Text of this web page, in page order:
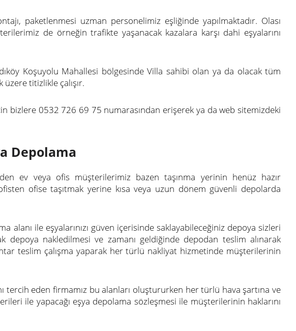
paketlenmesi uzman personelimiz eşliğinde yapılmaktadır. Olası
de örneğin trafikte yaşanacak kazalara karşı dahi eşyalarını
Koşuyolu Mahallesi bölgesinde Villa sahibi olan ya da olacak tüm
titizlikle çalışır.
bizlere 0532 726 69 75 numarasından erişerek ya da web sitemizdeki
Depolama
ev veya ofis müşterilerimiz bazen taşınma yerinin henüz hazır
ofise taşıtmak yerine kısa veya uzun dönem güvenli depolarda
alanı ile eşyalarınızı güven içerisinde saklayabileceğiniz depoya sizleri
depoya nakledilmesi ve zamanı geldiğinde depodan teslim alınarak
teslim çalışma yaparak her türlü nakliyat hizmetinde müşterilerinin
tercih eden firmamız bu alanları oluştururken her türlü hava şartına ve
ile yapacağı eşya depolama sözleşmesi ile müşterilerinin haklarını